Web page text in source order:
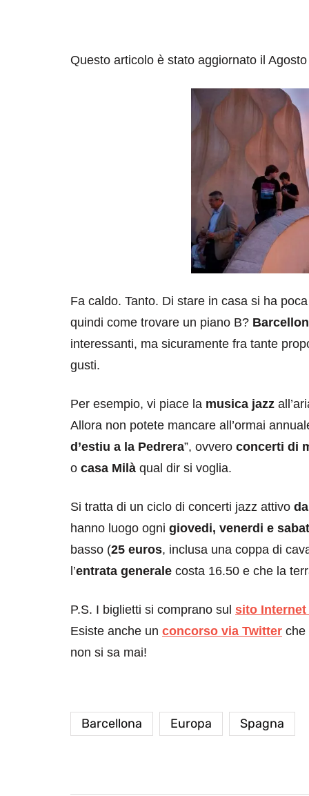
Questo articolo è stato aggiornato il
Fa caldo. Tanto. Di stare in casa si ha
quindi come trovare un piano B?
interessanti, ma sicuramente fra tante
gusti.
Per esempio, vi piace la musica jazz
Allora non potete mancare all’ormai
d’estiu a la Pedrera”, ovvero concerti di
o casa Milà qual dir si voglia.
Si tratta di un ciclo di concerti jazz attivo
hanno luogo ogni giovedi, venerdi e
basso (25 euros, inclusa una coppa di
l’entrata generale costa 16.50 e che la
P.S. I biglietti si comprano sul sito Internet
Esiste anche un concorso via Twitter che
non si sa mai!
Barcellona Europa Spagna